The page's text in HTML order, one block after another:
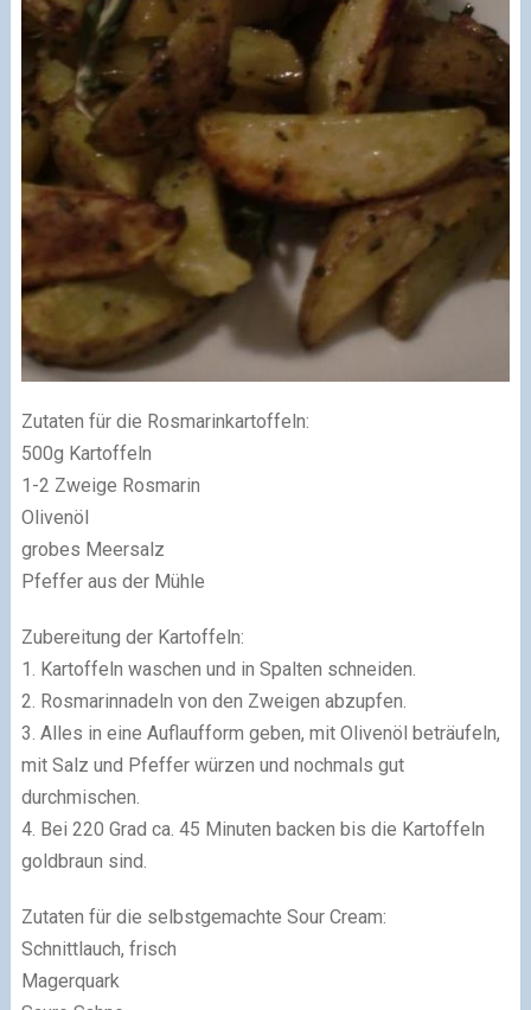
Zutaten für die Rosmarinkartoffeln:
500g Kartoffeln
1-2 Zweige Rosmarin
Olivenöl
grobes Meersalz
Pfeffer aus der Mühle
Zubereitung der Kartoffeln:
1. Kartoffeln waschen und in Spalten schneiden.
2. Rosmarinnadeln von den Zweigen abzupfen.
3. Alles in eine Auflaufform geben, mit Olivenöl beträufeln,
mit Salz und Pfeffer würzen und nochmals gut
durchmischen.
4. Bei 220 Grad ca. 45 Minuten backen bis die Kartoffeln
goldbraun sind.
Zutaten für die selbstgemachte Sour Cream:
Schnittlauch, frisch
Magerquark